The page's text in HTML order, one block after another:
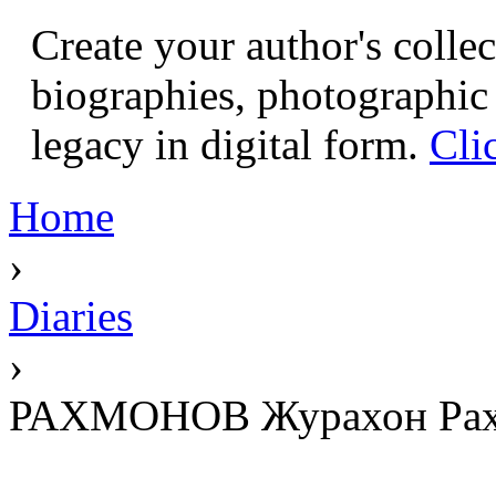
Create your author's
biographies,
legacy in digital form.
Home
›
Diaries
›
РАХМОНОВ Журахон